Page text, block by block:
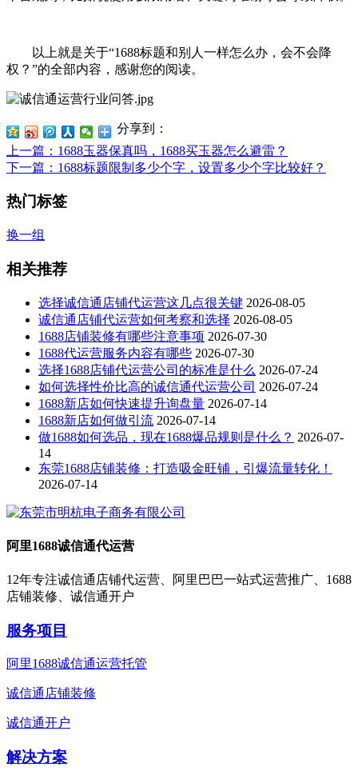
以上就是关于“1688标题和别人一样怎么办，会不会降
权？”的全部内容，感谢您的阅读。
分享到：
上一篇 ：1688玉器保真吗，1688买玉器怎么避雷？
下一篇 ：1688标题限制多少个字，设置多少个字比较好？
热门标签
换一组
相关推荐
选择诚信通店铺代运营这几点很关键 2026-08-05
诚信通店铺代运营如何考察和选择 2026-08-05
1688店铺装修有哪些注意事项 2026-07-30
1688代运营服务内容有哪些 2026-07-30
选择1688店铺代运营公司的标准是什么 2026-07-24
如何选择性价比高的诚信通代运营公司 2026-07-24
1688新店如何快速提升询盘量 2026-07-14
1688新店如何做引流 2026-07-14
做1688如何选品，现在1688爆品规则是什么？ 2026-07-
14
东莞1688店铺装修：打造吸金旺铺，引爆流量转化！
2026-07-14
阿里1688诚信通代运营
12年专注诚信通店铺代运营、阿里巴巴一站式运营推广、1688
店铺装修、诚信通开户
服务项目
阿里1688诚信通运营托管
诚信通店铺装修
诚信通开户
解决方案